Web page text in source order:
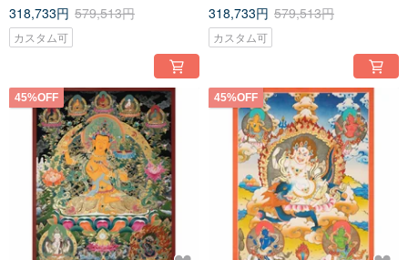
318,733円 579,513円
カスタム可
318,733円 579,513円
カスタム可
45%OFF 45%OFF